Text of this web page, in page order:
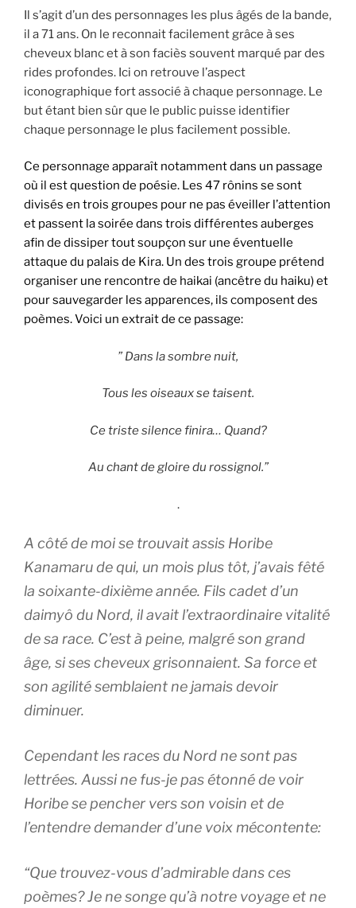
Il s’agit d’un des personnages les plus âgés de la bande,
il a 71 ans. On le reconnait facilement grâce à ses
cheveux blanc et à son faciès souvent marqué par des
rides profondes. Ici on retrouve l’aspect
iconographique fort associé à chaque personnage. Le
but étant bien sûr que le public puisse identifier
chaque personnage le plus facilement possible.
Ce personnage apparaît notamment dans un passage
où il est question de poésie. Les 47 rônins se sont
divisés en trois groupes pour ne pas éveiller l’attention
et passent la soirée dans trois différentes auberges
afin de dissiper tout soupçon sur une éventuelle
attaque du palais de Kira. Un des trois groupe prétend
organiser une rencontre de haikai (ancêtre du haiku) et
pour sauvegarder les apparences, ils composent des
poèmes. Voici un extrait de ce passage:
” Dans la sombre nuit,
Tous les oiseaux se taisent.
Ce triste silence finira… Quand?
Au chant de gloire du rossignol.”
.
A côté de moi se trouvait assis Horibe
Kanamaru de qui, un mois plus tôt, j’avais fêté
la soixante-dixième année. Fils cadet d’un
daimyô du Nord, il avait l’extraordinaire vitalité
de sa race. C’est à peine, malgré son grand
âge, si ses cheveux grisonnaient. Sa force et
son agilité semblaient ne jamais devoir
diminuer.
Cependant les races du Nord ne sont pas
lettrées. Aussi ne fus-je pas étonné de voir
Horibe se pencher vers son voisin et de
l’entendre demander d’une voix mécontente:
“Que trouvez-vous d’admirable dans ces
poèmes? Je ne songe qu’à notre voyage et ne